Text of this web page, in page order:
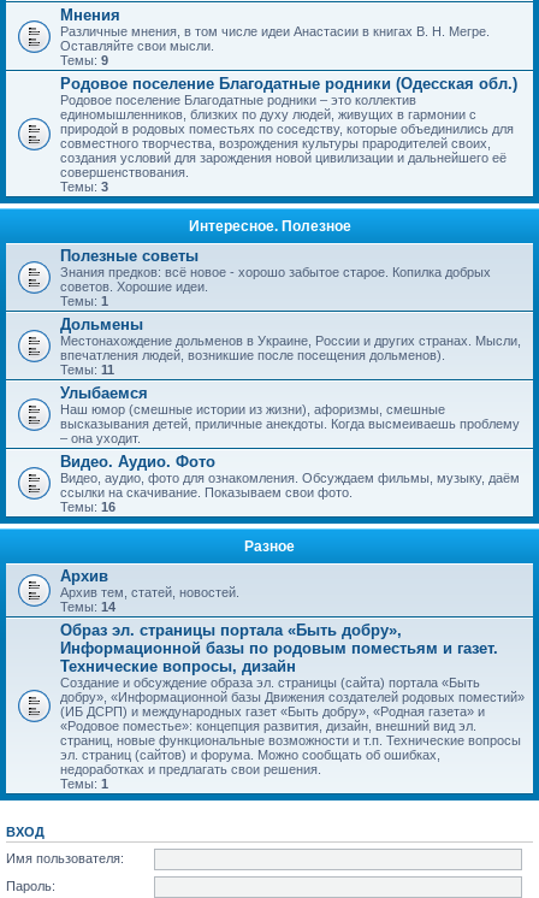
Мнения
Различные мнения, в том числе идеи Анастасии в книгах В. Н. Мегре.
Оставляйте свои мысли.
Темы: 9
Родовое поселение Благодатные родники (Одесская обл.)
Родовое поселение Благодатные родники – это коллектив
единомышленников, близких по духу людей, живущих в гармонии с
природой в родовых поместьях по соседству, которые объединились для
совместного творчества, возрождения культуры прародителей своих,
создания условий для зарождения новой цивилизации и дальнейшего её
совершенствования.
Темы: 3
Интересное. Полезное
Полезные советы
Знания предков: всё новое - хорошо забытое старое. Копилка добрых
советов. Хорошие идеи.
Темы: 1
Дольмены
Местонахождение дольменов в Украине, России и других странах. Мысли,
впечатления людей, возникшие после посещения дольменов).
Темы: 11
Улыбаемся
Наш юмор (смешные истории из жизни), афоризмы, смешные
высказывания детей, приличные анекдоты. Когда высмеиваешь проблему
– она уходит.
Видео. Аудио. Фото
Видео, аудио, фото для ознакомления. Обсуждаем фильмы, музыку, даём
ссылки на скачивание. Показываем свои фото.
Темы: 16
Разное
Архив
Архив тем, статей, новостей.
Темы: 14
Образ эл. страницы портала «Быть добру»,
Информационной базы по родовым поместьям и газет.
Технические вопросы, дизайн
Создание и обсуждение образа эл. страницы (сайта) портала «Быть
добру», «Информационной базы Движения создателей родовых поместий»
(ИБ ДСРП) и международных газет «Быть добру», «Родная газета» и
«Родовое поместье»: концепция развития, дизайн, внешний вид эл.
страниц, новые функциональные возможности и т.п. Технические вопросы
эл. страниц (сайтов) и форума. Можно сообщать об ошибках,
недоработках и предлагать свои решения.
Темы: 1
ВХОД
Имя пользователя:
Пароль: